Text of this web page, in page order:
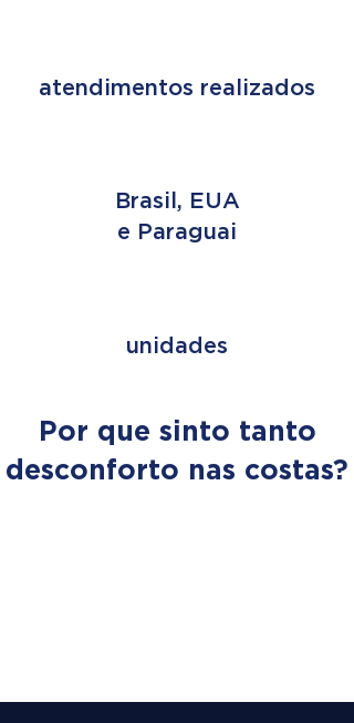
atendimentos realizados
Brasil, EUA
e Paraguai
unidades
Por que sinto tanto
desconforto nas costas?